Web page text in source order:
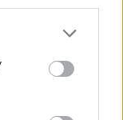
or more Google
You may click to
party tags to
in below Google
tornano